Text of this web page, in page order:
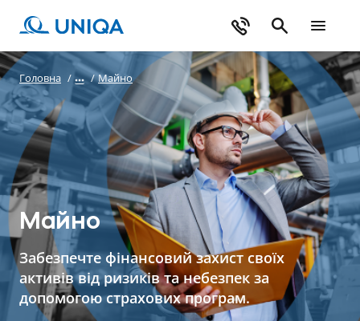
Головна / / Майно
Майно
Забезпечте фінансовий захист своїх
активів від ризиків та небезпек за
допомогою страхових програм.